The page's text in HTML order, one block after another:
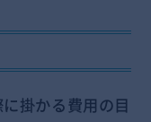
掛かる費用の目